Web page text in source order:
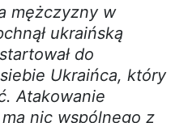
mężczyzny w
ukraińską
do
Ukraińca, który
Atakowanie
ma nic wspólnego z